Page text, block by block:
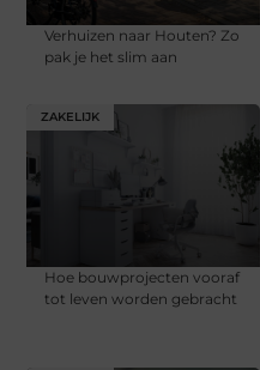
Verhuizen naar Houten? Zo
pak je het slim aan
ZAKELIJK
Hoe bouwprojecten vooraf
tot leven worden gebracht